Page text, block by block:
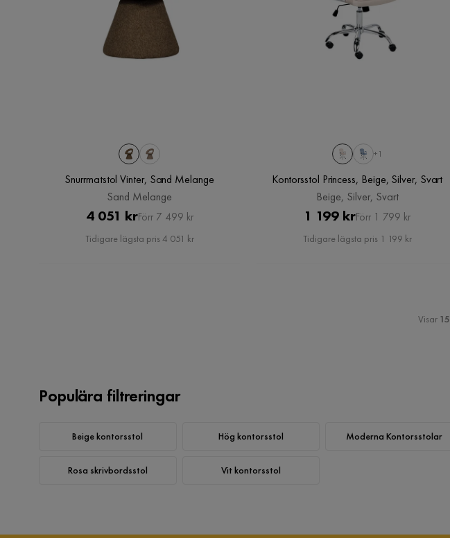
Snurrmatstol Vinter, Sand Melange
Sand Melange
Pris
4 051 krOriginal
Pris
Förr 7 499 kr
Tidigare lägsta pris 4 051 kr
+1
Kontorsstol Princess, Beige, Silver, Svart
Beige, Silver, Svart
Pris
1 199 krOriginal
Pris
Förr 1 799 kr
Tidigare lägsta pris 1 199 kr
Visar 15
Populära filtreringar
Beige kontorsstol Hög kontorsstol Moderna Kontorsstolar
Rosa skrivbordsstol Vit kontorsstol